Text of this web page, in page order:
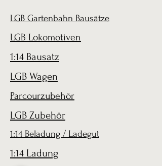
LGB Gartenbahn Bausätze
LGB Lokomotiven
1:14 Bausatz
LGB Wagen
Parcourzubehör
LGB Zubehör
1:14 Beladung / Ladegut
1:14 Ladung